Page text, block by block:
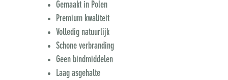
Gemaakt in Polen
Premium kwaliteit
Volledig natuurlijk
Schone verbranding
Geen bindmiddelen
Laag asgehalte